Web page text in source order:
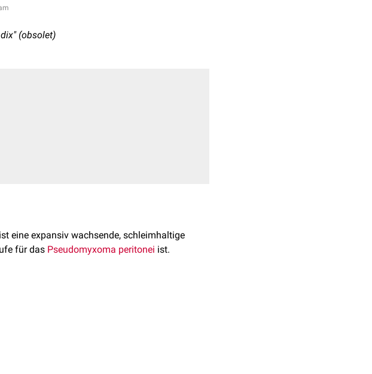
(obsolet)
eine expansiv wachsende, schleimhaltige
für das Pseudomyxoma peritonei ist.